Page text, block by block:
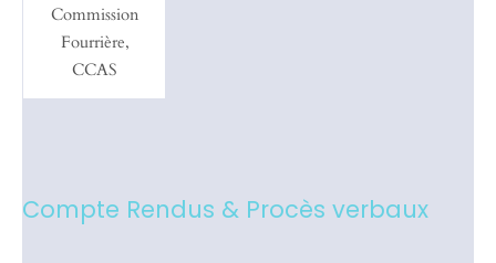
Commission
Fourrière,
CCAS
Compte Rendus & Procès verbaux